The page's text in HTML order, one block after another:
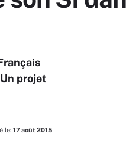
projet
le: 17 août 2015